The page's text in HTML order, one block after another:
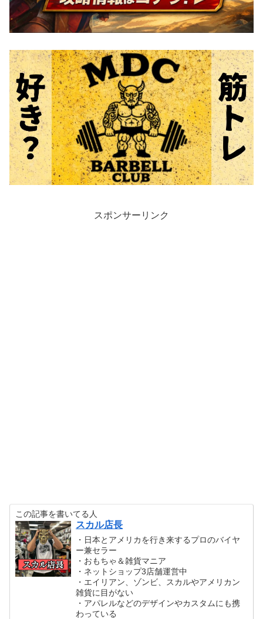
スポンサーリンク
この記事を書いてる人
スカル店長
・日本とアメリカを行き来するプロのバイヤ
ー兼セラー
・おもちゃ＆雑貨マニア
・ネットショップ3店舗運営中
・エイリアン、ゾンビ、スカルやアメリカン
雑貨に目がない
・アパレルなどのデザインやカスタムにも携
わっている